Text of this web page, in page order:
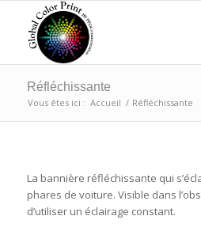
Réfléchissante
Vous êtes ici : Accueil / Réfléchissante
La bannière réfléchissante qui
phares de voiture. Visible dans
d’utiliser un éclairage constant.